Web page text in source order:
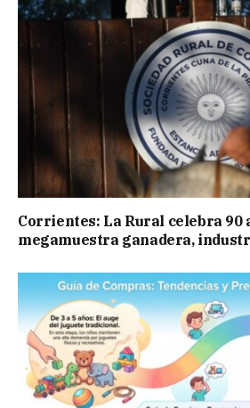
Corrientes: La Rural celebra 90
megamuestra ganadera,